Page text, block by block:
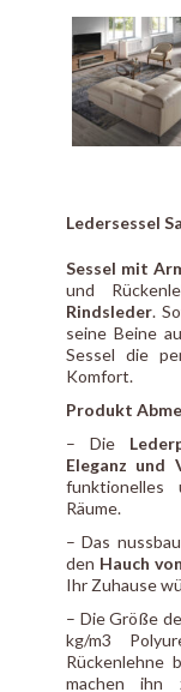
Ledersessel
Sessel mit
und
Rindsleder.
seine Beine
Sessel die
Komfort.
Produkt
– Die
Eleganz und
Räume.
– Das
den Hauch
Ihr Zuhause
– Die Größe
kg/m3
Rückenlehne
machen ihn